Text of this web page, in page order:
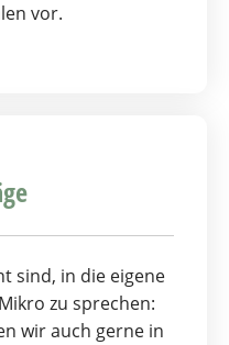
vor.
sind, in die eigene
zu sprechen:
wir auch gerne in